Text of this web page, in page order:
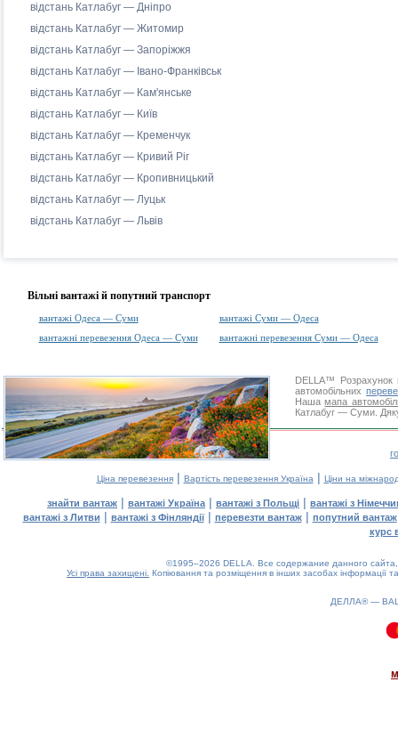
відстань Катлабуг — Дніпро
відстань Катлабуг — Житомир
відстань Катлабуг — Запоріжжя
відстань Катлабуг — Івано-Франківськ
відстань Катлабуг — Кам'янське
відстань Катлабуг — Київ
відстань Катлабуг — Кременчук
відстань Катлабуг — Кривий Ріг
відстань Катлабуг — Кропивницький
відстань Катлабуг — Луцьк
відстань Катлабуг — Львів
Вільні вантажі й попутний транспорт
вантажі Одеса — Суми
вантажі Суми — Одеса
вантажні перевезення Одеса — Суми
вантажні перевезення Суми — Одеса
DELLA™
Розрахунок
автомобільних
Нашамапа
Катлабуг — Суми.
Ціна перевезення| Вартість перевезення Україна | Ціни на
знайти вантаж | вантажі Україна | вантажі з Польщі | вантажі з
вантажі з Литви | вантажі з Фінляндії| перевезти вантаж| попутний вантаж
курс
©1995–2026 DELLA. Все содержание данного
Усі права захищені. Копіювання та розміщення в інших засобах інформації
ДЕЛЛА® —